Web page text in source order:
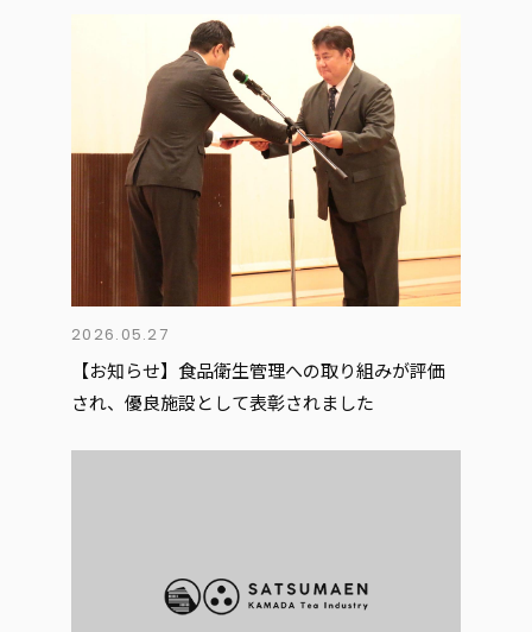
2026.05.27
【お知らせ】食品衛生管理への取り組みが評価
され、優良施設として表彰されました